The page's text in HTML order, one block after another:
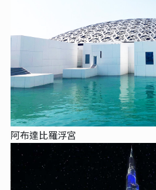
阿布達比羅浮宮